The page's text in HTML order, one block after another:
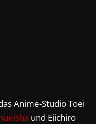
Anime-Studio Toei
und Eiichiro